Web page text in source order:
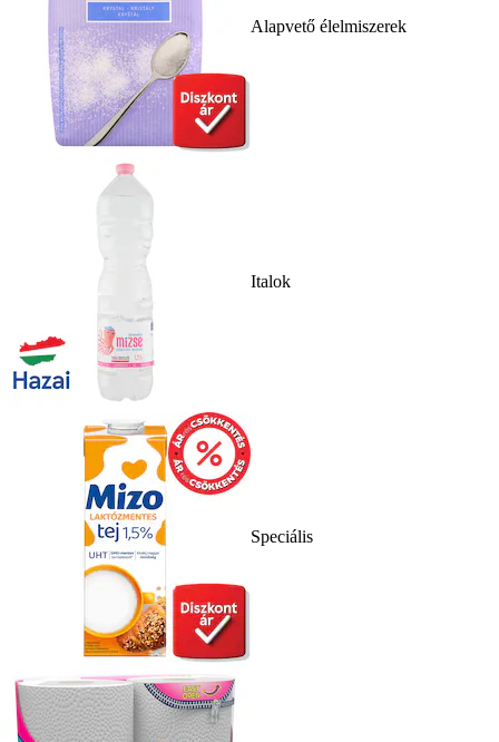
Alapvető élelmiszerek
Italok
Speciális